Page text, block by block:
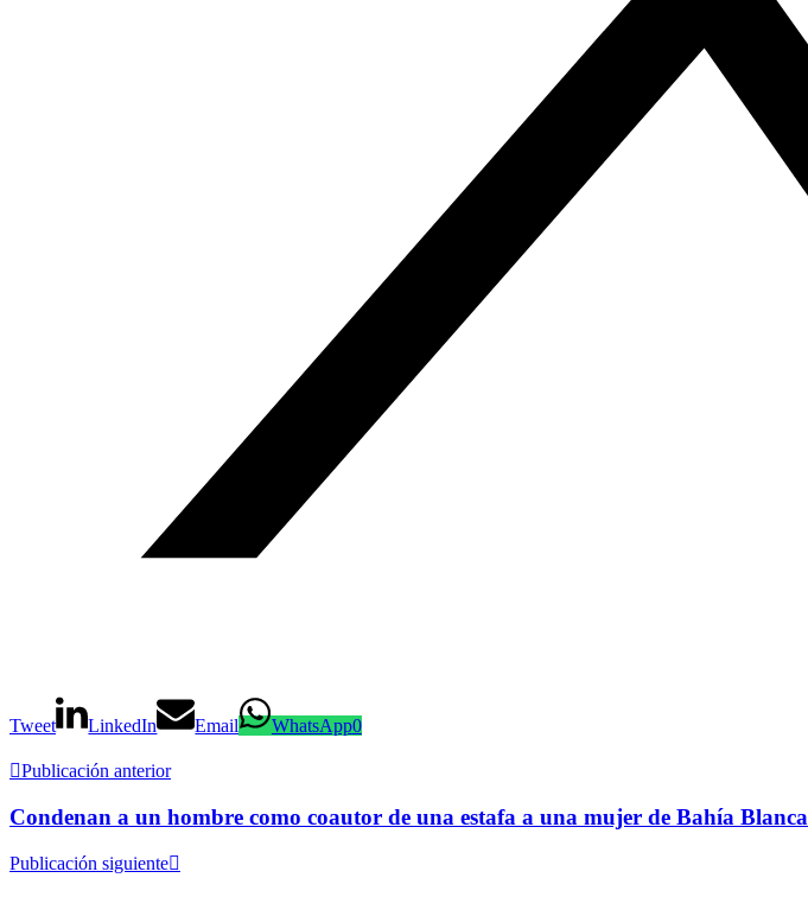
Tweet LinkedIn Email WhatsApp0
Publicación anterior
Condenan a un hombre como coautor de una estafa a una mujer de Bahía Blanca
Publicación siguiente